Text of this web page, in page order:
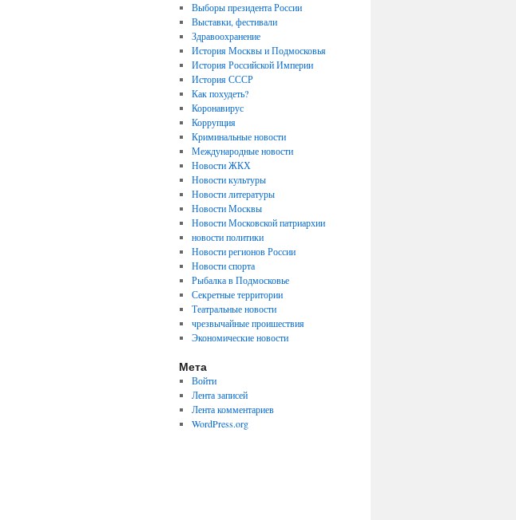
Выборы президента России
Выставки, фестивали
Здравоохранение
История Москвы и Подмосковья
История Российской Империи
История СССР
Как похудеть?
Коронавирус
Коррупция
Криминальные новости
Международные новости
Новости ЖКХ
Новости культуры
Новости литературы
Новости Москвы
Новости Московской патриархии
новости политики
Новости регионов России
Новости спорта
Рыбалка в Подмосковье
Секретные территории
Театральные новости
чрезвычайные проишествия
Экономические новости
Мета
Войти
Лента записей
Лента комментариев
WordPress.org